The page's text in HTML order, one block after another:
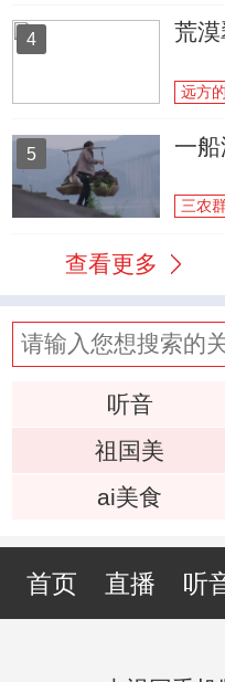
4 荒
远方
5 一
三农
查看更多
听音
祖国美
ai美食
首页 直播 听